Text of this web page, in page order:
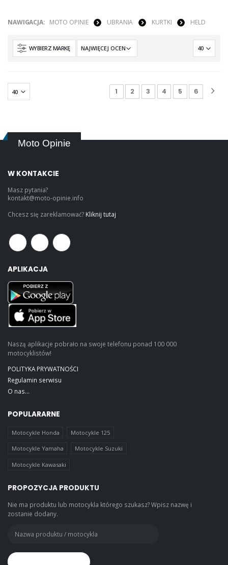
NAWIGACJA: MOTO OPINIE UBRANIA KURTKI HELD
WYBIERZ MARKĘ
1 2 3 4 5 6
Moto Opinie
W KONTAKCIE
Masz pytania?
kontakt@moto-opinie.info
Chcesz się zareklamować? Kliknij tutaj
APLIKACJA
Naszą aplikacje pobrało na swoje telefonu ponad 100 000
motocyklistów!
POLITYKA PRYWATNOŚCI
Regulamin serwisu
O nas...
POPULARARNE
Motocykle Honda Motocykle 125
Motocykle Yamaha Motocykle Suzuki
Motocykle Kawasaki
PROPOZYCJA PRODUKTU
Nie ma produktu lub motocykla którego szukasz? Wpisz nazwę i
zostanie dodany.